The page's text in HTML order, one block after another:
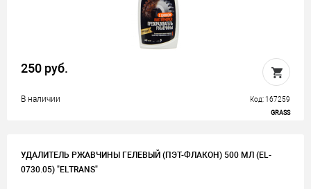
250 руб.
В наличии Код: 167259
GRASS
УДАЛИТЕЛЬ РЖАВЧИНЫ ГЕЛЕВЫЙ (ПЭТ-ФЛАКОН) 500 МЛ (EL-
0730.05) "ELTRANS"